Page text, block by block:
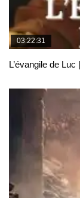
03:22:31
L’évangile de